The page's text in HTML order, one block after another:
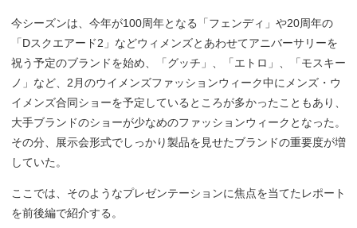
今シーズンは、今年が100周年となる「フェンディ」や20周年の
「Dスクエアード2」などウィメンズとあわせてアニバーサリーを
祝う予定のブランドを始め、「グッチ」、「エトロ」、「モスキー
ノ」など、2月のウイメンズファッションウィーク中にメンズ・ウ
イメンズ合同ショーを予定しているところが多かったこともあり、
大手ブランドのショーが少なめのファッションウィークとなった。
その分、展示会形式でしっかり製品を見せたブランドの重要度が増
していた。
ここでは、そのようなプレゼンテーションに焦点を当てたレポート
を前後編で紹介する。